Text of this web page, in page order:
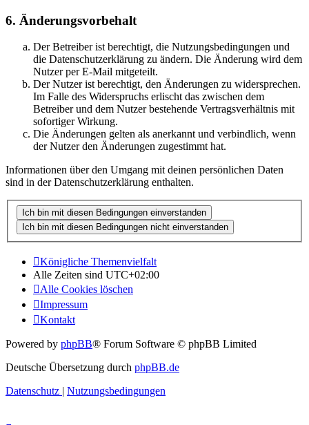
6. Änderungsvorbehalt
Der Betreiber ist berechtigt, die Nutzungsbedingungen und
die Datenschutzerklärung zu ändern. Die Änderung wird dem
Nutzer per E-Mail mitgeteilt.
Der Nutzer ist berechtigt, den Änderungen zu widersprechen.
Im Falle des Widerspruchs erlischt das zwischen dem
Betreiber und dem Nutzer bestehende Vertragsverhältnis mit
sofortiger Wirkung.
Die Änderungen gelten als anerkannt und verbindlich, wenn
der Nutzer den Änderungen zugestimmt hat.
Informationen über den Umgang mit deinen persönlichen Daten
sind in der Datenschutzerklärung enthalten.
Königliche Themenvielfalt
Alle Zeiten sind UTC+02:00
Alle Cookies löschen
Impressum
Kontakt
Powered by phpBB® Forum Software © phpBB Limited
Deutsche Übersetzung durch phpBB.de
Datenschutz | Nutzungsbedingungen